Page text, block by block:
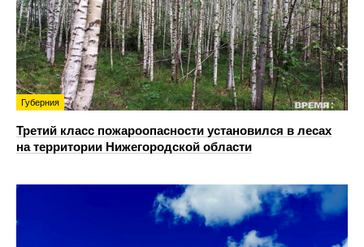
Губерния
Третий класс пожароопасности установился в лесах
на территории Нижегородской области